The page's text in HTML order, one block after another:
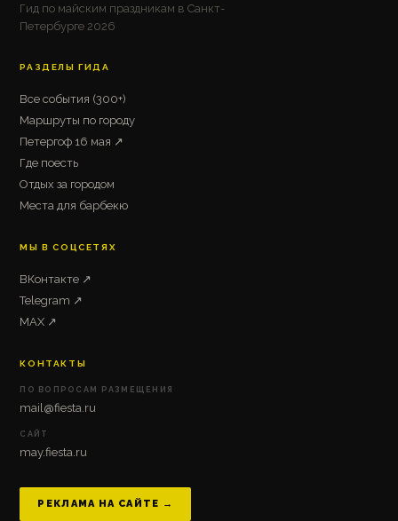
Гид по майским праздникам в Санкт-
Петербурге 2026
РАЗДЕЛЫ ГИДА
Все события (300+)
Маршруты по городу
Петергоф 16 мая ↗
Где поесть
Отдых за городом
Места для барбекю
МЫ В СОЦСЕТЯХ
ВКонтакте ↗
Telegram ↗
MAX ↗
КОНТАКТЫ
ПО ВОПРОСАМ РАЗМЕЩЕНИЯ
mail@fiesta.ru
САЙТ
may.fiesta.ru
РЕКЛАМА НА САЙТЕ →